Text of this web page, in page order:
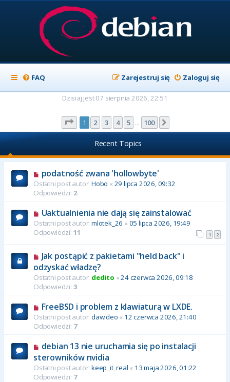
FAQ Zaloguj się
Zarejestruj się
Dzisiaj jest 07 sierpnia 2026, 22:51
Strona z100
1 2 3 4 5 100
Recent Topics
podatność zwana 'hollowbyte'
Ostatni post autor: Hobo « 29 lipca 2026, 09:32
Odpowiedzi: 2
Uaktualnienia nie dają się zainstalować
Ostatni post autor: mlotek_26 « 05 lipca 2026, 19:49
Odpowiedzi: 11 1 2
Jak postąpić z pakietami "held back" i
odzyskać władzę?
Ostatni post autor: dedito «24 czerwca 2026, 09:18
Odpowiedzi: 3
FreeBSD i problem z klawiaturą w LXDE.
Ostatni post autor: dawideo « 12 czerwca 2026, 21:40
Odpowiedzi: 7
debian 13 nie uruchamia się po instalacji
sterowników nvidia
Ostatni post autor: keep_it_real « 13 maja 2026, 01:22
Odpowiedzi: 7